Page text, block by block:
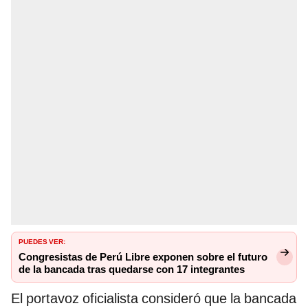
PUEDES VER:
Congresistas de Perú Libre exponen sobre el futuro
de la bancada tras quedarse con 17 integrantes
El portavoz oficialista consideró que la bancada